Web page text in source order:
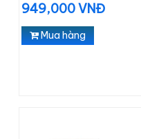
949,000 VNĐ
Mua hàng